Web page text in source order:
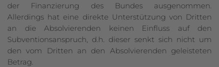
der Finanzierung des Bundes ausgenommen.
Allerdings hat eine direkte Unterstützung von Dritten
an die Absolvierenden keinen Einfluss auf den
Subventionsanspruch, d.h. dieser senkt sich nicht um
den vom Dritten an den Absolvierenden geleisteten
Betrag.